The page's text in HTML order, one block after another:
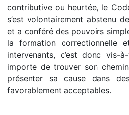
contributive ou heurtée, le
s’est volontairement abstenu
et a conféré des pouvoirs
la formation correctionnelle
intervenants, c’est donc vis-
importe de trouver son
présenter sa cause dans
favorablement acceptables.